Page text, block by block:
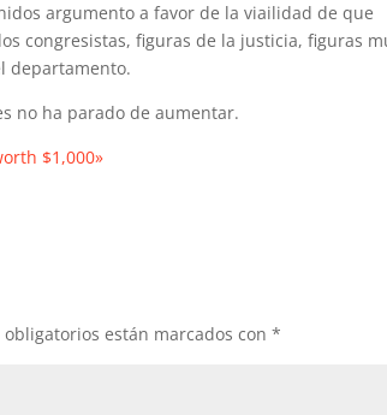
argumento a favor de la viailidad de que
congresistas, figuras de la justicia, figuras
departamento.
no ha parado de aumentar.
$1,000»
obligatorios están marcados con*